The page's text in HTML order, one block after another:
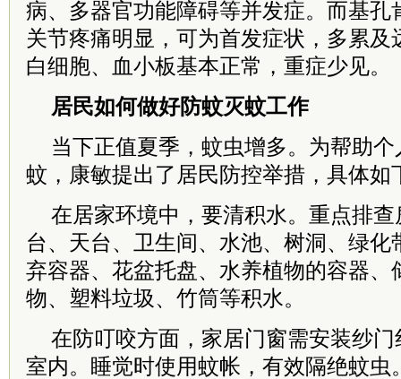
病、多器官功能障碍等并发症。而基孔
关节疼痛明显，可为首发症状，多累及
白细胞、血小板基本正常，重症少见。
居民如何做好防蚊灭蚊工作
当下正值夏季，蚊虫增多。为帮助
蚊，康敏提出了居民防控举措，具体如
在居家环境中，要清积水。重点排
台、天台、卫生间、水池、树洞、绿化
弃容器、花盆托盘、水养植物的容器、
物、塑料垃圾、竹筒等积水。
在防叮咬方面，家居门窗需安装纱
室内。睡觉时使用蚊帐，有效隔绝蚊虫